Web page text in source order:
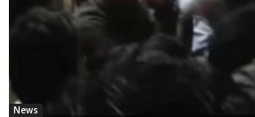
News